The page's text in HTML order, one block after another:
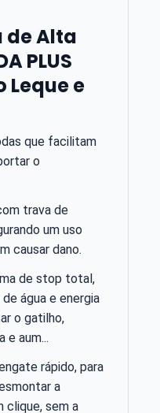
de Alta
PLUS
Leque e
que facilitam
o
trava de
um uso
causar dano.
de stop total,
água e energia
o gatilho,
e aum...
rápido, para
a
clique, sem a